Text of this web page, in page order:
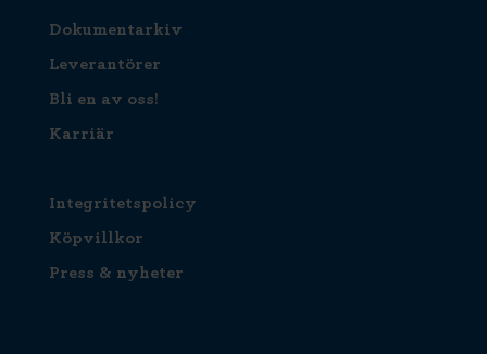
Dokumentarkiv
Leverantörer
Bli en av oss!
Karriär
Integritetspolicy
Köpvillkor
Press & nyheter